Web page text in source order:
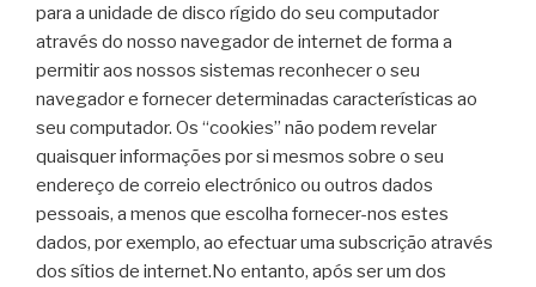
para a unidade de disco rígido do seu computador
através do nosso navegador de internet de forma a
permitir aos nossos sistemas reconhecer o seu
navegador e fornecer determinadas características ao
seu computador. Os “cookies” não podem revelar
quaisquer informações por si mesmos sobre o seu
endereço de correio electrónico ou outros dados
pessoais, a menos que escolha fornecer-nos estes
dados, por exemplo, ao efectuar uma subscrição através
dos sítios de internet.No entanto, após ser um dos